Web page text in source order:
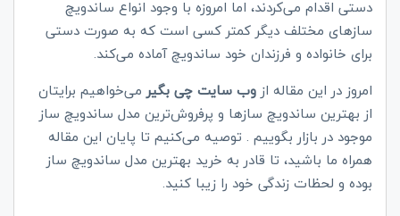
دستی اقدام می‌کردند، اما امروزه با وجود انواع ساندویچ
سازهای مختلف دیگر کمتر کسی است که به صورت دستی
برای خانواده و فرزندان خود ساندویچ آماده می‌کند.
امروز در این مقاله از وب سایت چی بگیر می‌خواهیم برایتان
از بهترین ساندویچ سازها و پرفروش‌ترین مدل ساندویچ ساز
موجود در بازار بگوییم . توصیه می‌کنیم تا پایان این مقاله
همراه ما باشید‌، تا قادر به خرید بهترین مدل ساندویچ ساز
بوده و لحظات زندگی خود را زیبا کنید.